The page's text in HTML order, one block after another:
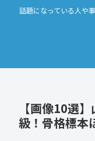
話題になっている人や
【画像10選
級！骨格標本